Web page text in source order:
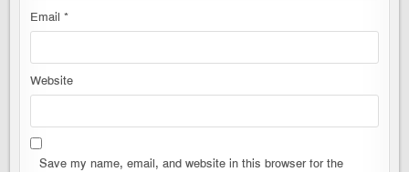
Email*
Website
Save my name, email, and website in this browser for the